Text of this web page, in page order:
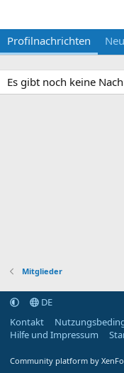
Profilnachrichten
Es gibt noch keine
Mitglieder
DE
Kontakt
Hilfe und Impressum
Community platform by